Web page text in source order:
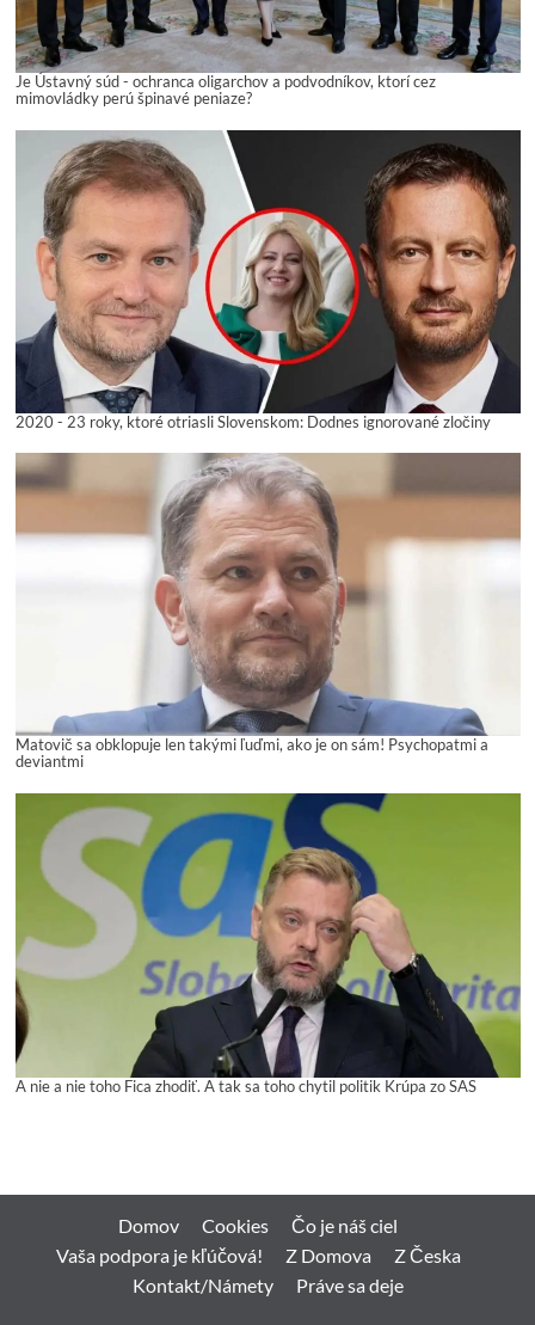
Je Ústavný súd - ochranca oligarchov a podvodníkov, ktorí cez
mimovládky perú špinavé peniaze?
2020 - 23 roky, ktoré otriasli Slovenskom: Dodnes ignorované zločiny
Matovič sa obklopuje len takými ľuďmi, ako je on sám! Psychopatmi a
deviantmi
A nie a nie toho Fica zhodiť. A tak sa toho chytil politik Krúpa zo SAS
Domov Cookies
Čo je náš ciel
Vaša podpora je kľúčová!
Z Domova
Z Česka
Kontakt/Námety
Práve sa deje